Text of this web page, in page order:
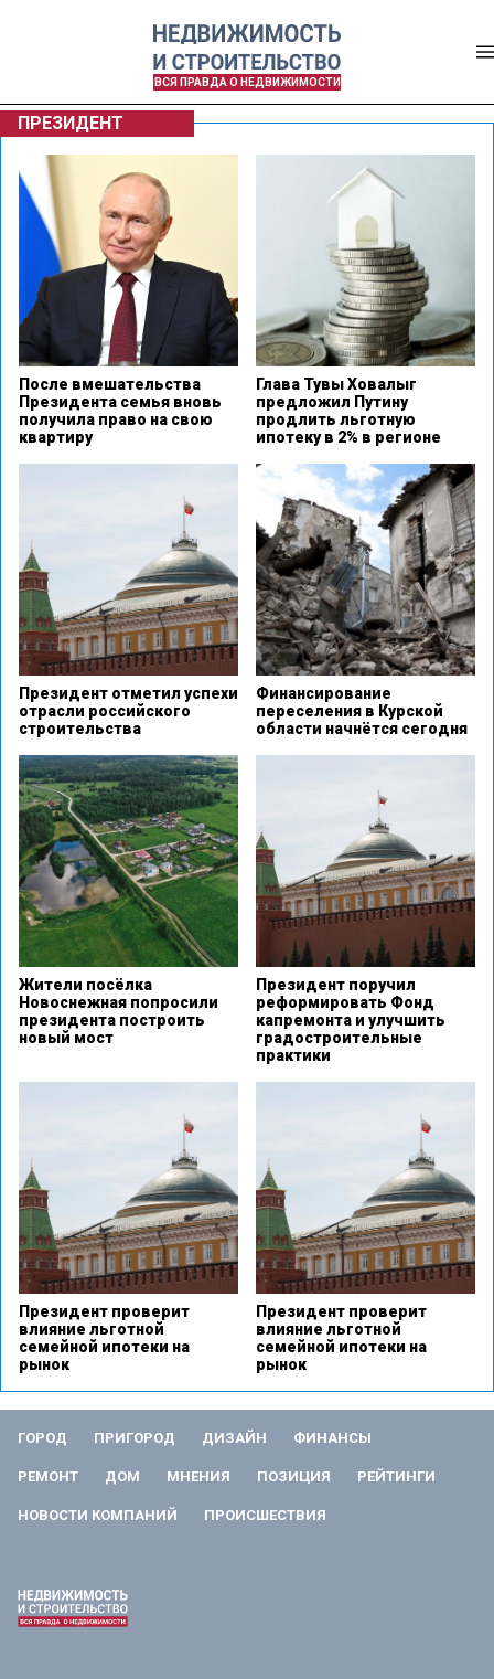
ВСЯ ПРАВДА О НЕДВИЖИМОСТИ
ПРЕЗИДЕНТ
После вмешательства
Президента семья вновь
получила право на свою
квартиру
Глава Тувы Ховалыг
предложил Путину
продлить льготную
ипотеку в 2% в регионе
Президент отметил успехи
отрасли российского
строительства
Финансирование
переселения в Курской
области начнётся сегодня
Жители посёлка
Новоснежная попросили
президента построить
новый мост
Президент поручил
реформировать Фонд
капремонта и улучшить
градостроительные
практики
Президент проверит
влияние льготной
семейной ипотеки на
рынок
Президент проверит
влияние льготной
семейной ипотеки на
рынок
ГОРОД ПРИГОРОД ДИЗАЙН ФИНАНСЫ
РЕМОНТ ДОМ МНЕНИЯ ПОЗИЦИЯ РЕЙТИНГИ
НОВОСТИ КОМПАНИЙ ПРОИСШЕСТВИЯ